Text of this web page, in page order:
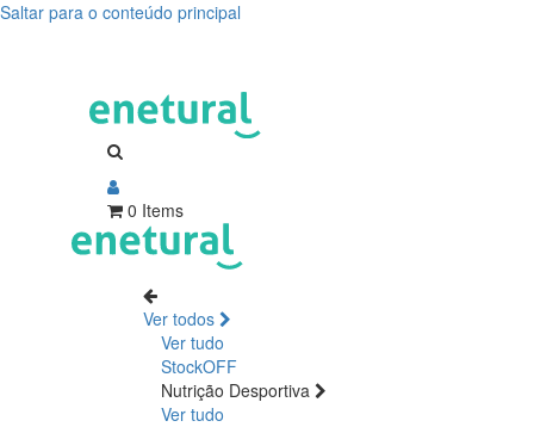
Saltar para o conteúdo principal
0 Items
Ver todos
Ver tudo
StockOFF
Nutrição Desportiva
Ver tudo